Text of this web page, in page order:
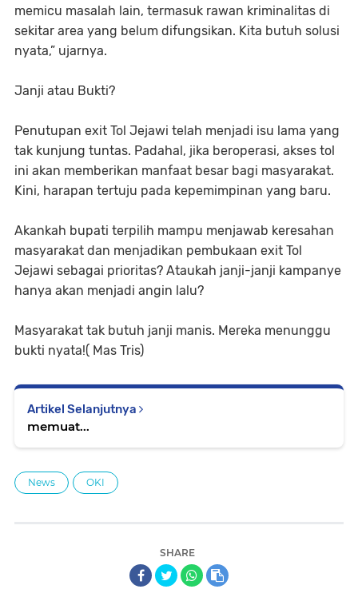
memicu masalah lain, termasuk rawan kriminalitas di
sekitar area yang belum difungsikan. Kita butuh solusi
nyata,” ujarnya.
Janji atau Bukti?
Penutupan exit Tol Jejawi telah menjadi isu lama yang
tak kunjung tuntas. Padahal, jika beroperasi, akses tol
ini akan memberikan manfaat besar bagi masyarakat.
Kini, harapan tertuju pada kepemimpinan yang baru.
Akankah bupati terpilih mampu menjawab keresahan
masyarakat dan menjadikan pembukaan exit Tol
Jejawi sebagai prioritas? Ataukah janji-janji kampanye
hanya akan menjadi angin lalu?
Masyarakat tak butuh janji manis. Mereka menunggu
bukti nyata!( Mas Tris)
Artikel Selanjutnya
memuat...
News OKI
SHARE